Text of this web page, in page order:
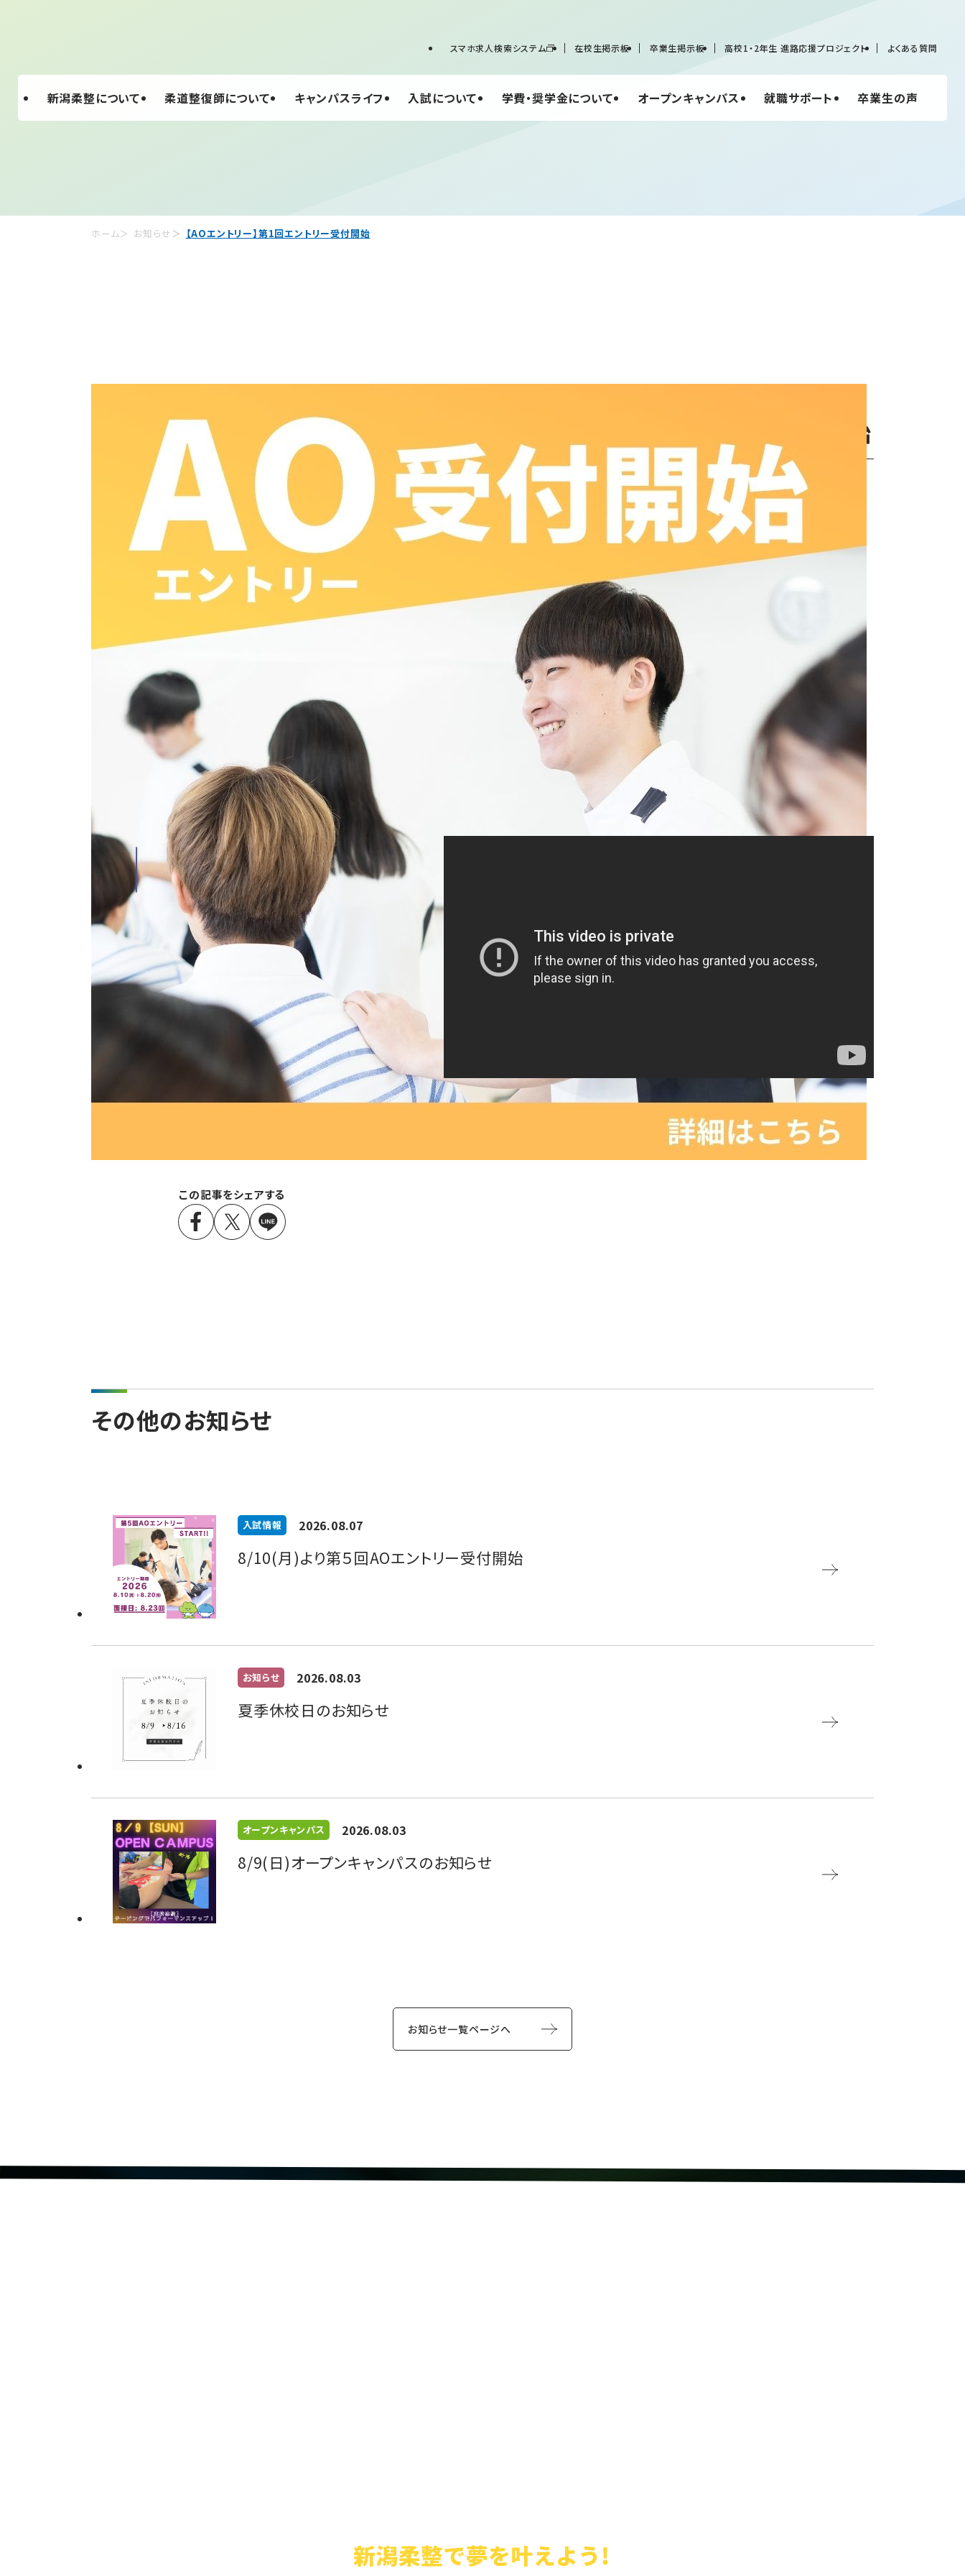
スマホ求人検索システム 在校生掲示板 卒業生掲示板 高校1・2年生 進路応援プロジェクト よくある質問
新潟柔整について 柔道整復師について キャンパスライフ 入試について 学費・奨学金について オープンキャンパス 就職サポート 卒業生の声
ホーム お知らせ 【AOエントリー】第1回エントリー受付開始
この記事をシェアする
【AOエントリー】第1回エントリー受付開始
2025年4月入学生
第1回 6/24(月)～ AOエントリー受付開始
受付期間：6/24(月)～7/4(木)
試験日：7/7(日)
AO入試出願許可通知：面接日より10日以内
■AO入試の流れ
①オープンキャンパスに参加する
②AOエントリー出願書類を提出
③AOエントリー面接（面接後、AO入試出願資格が認められた者には「AO資格取得
AOエントリーのその他の日程詳細はコチラをご確認ください。
を資料請求の上、ご確認ください。
その他のお知らせ
入試情報 2026.08.07
8/10(月)より第５回AOエントリー受付開始
お知らせ 2026.08.03
夏季休校日のお知らせ
オープンキャンパス 2026.08.03
8/9(日)オープンキャンパスのお知らせ
お知らせ一覧ページへ